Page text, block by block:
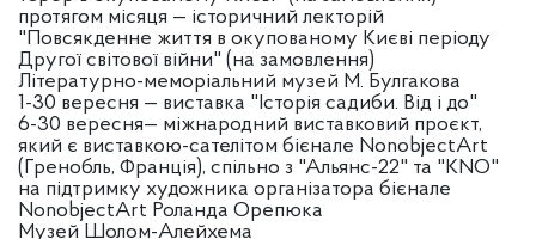
протягом місяця — історичний лекторій
"Повсякденне життя в окупованому Києві періоду
Другої світової війни" (на замовлення)
Літературно-меморіальний музей М. Булгакова
1-30 вересня — виставка "Історія садиби. Від і до"
6-30 вересня— міжнародний виставковий проєкт,
який є виставкою-сателітом бієнале NonobjectArt
(Гренобль, Франція), спільно з "Альянс-22" та "KNO"
на підтримку художника організатора бієнале
NonobjectArt Роланда Орепюка
Музей Шолом-Алейхема